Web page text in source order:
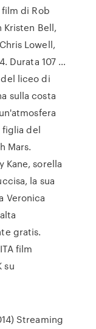
film di Rob
Kristen Bell,
Lowell,
Durata 107 …
del liceo di
sulla costa
figlia del
Mars.
Kane, sorella
la sua
Veronica
gratis.
film
su
Streaming